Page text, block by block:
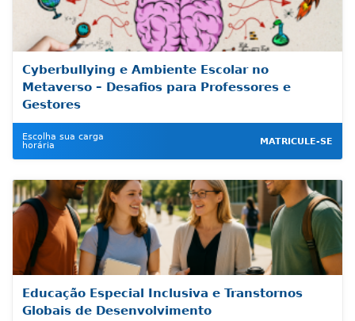
Cyberbullying e Ambiente Escolar no
Metaverso – Desafios para Professores e
Gestores
Escolha sua carga
horária
MATRICULE-SE
Educação Especial Inclusiva e Transtornos
Globais de Desenvolvimento